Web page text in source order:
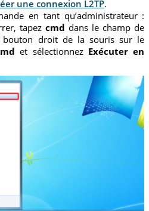
une connexion L2TP.
en tant qu’administrateur :
tapezcmd dans le champ de
bouton droit de la souris sur le
et sélectionnez Exécuter en